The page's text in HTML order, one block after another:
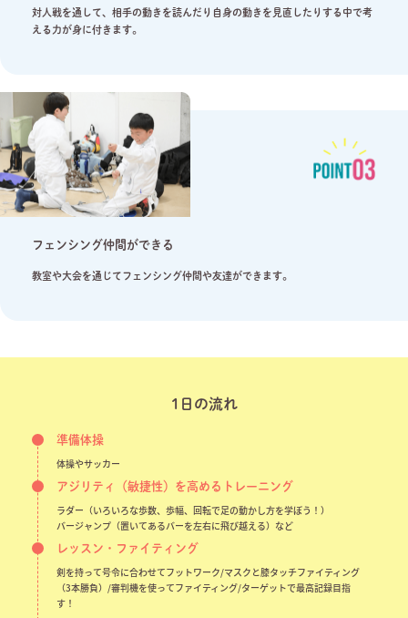
対人戦を通して、相手の動きを読んだり自身の動きを見直したりする中で考
える力が身に付きます。
フェンシング仲間ができる
教室や大会を通じてフェンシング仲間や友達ができます。
1日の流れ
準備体操
体操やサッカー
アジリティ（敏捷性）を高めるトレーニング
ラダー（いろいろな歩数、歩幅、回転で足の動かし方を学ぼう！）
バージャンプ（置いてあるバーを左右に飛び越える）など
レッスン・ファイティング
剣を持って号令に合わせてフットワーク/マスクと膝タッチファイティング
（3本勝負）/審判機を使ってファイティング/ターゲットで最高記録目指
す！